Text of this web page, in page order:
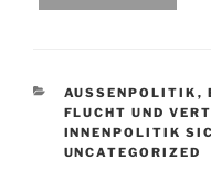
KATEGORIEN
AUSSENPOLITIK ,
FLUCHT UND
INNENPOLITIK
UNCATEGORIZED